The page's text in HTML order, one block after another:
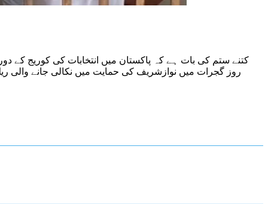
روز گجرات میں نوازشریف کی حمایت میں نکالی جانے والی